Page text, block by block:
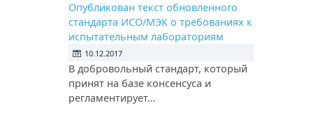
Опубликован текст обновленного
стандарта ИСО/МЭК о требованиях к
испытательным лабораториям
10.12.2017
В добровольный стандарт, который
принят на базе консенсуса и
регламентирует…